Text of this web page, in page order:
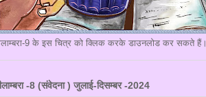
9 के इस चित्र को क्लिक करके डाउनलोड कर सकते हैं।
-8 (संवेदना ) जुलाई-दिसम्बर -2024